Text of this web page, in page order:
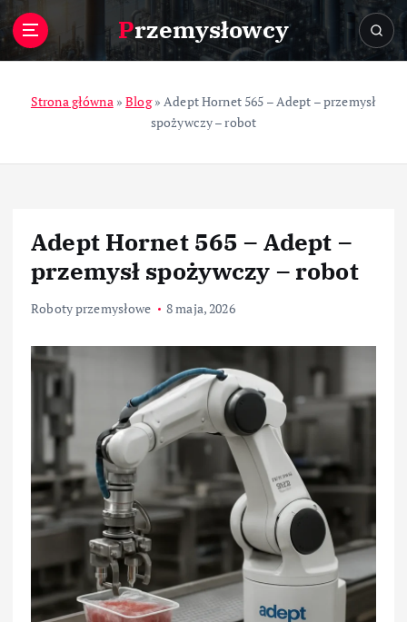
Przemysłowcy
Strona główna»Blog»Adept Hornet 565 – Adept – przemysł
spożywczy – robot
Adept Hornet 565 – Adept –
przemysł spożywczy – robot
Roboty przemysłowe 8 maja, 2026